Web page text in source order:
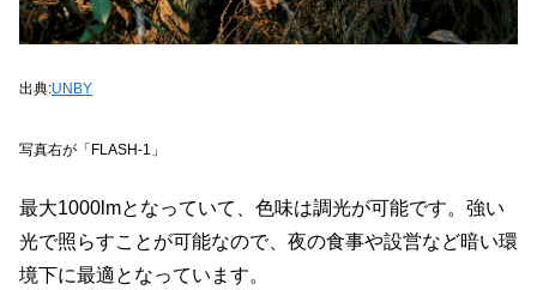
出典:UNBY
写真右が「FLASH-1」
最大1000lmとなっていて、色味は調光が可能です。強い
光で照らすことが可能なので、夜の食事や設営など暗い環
境下に最適となっています。